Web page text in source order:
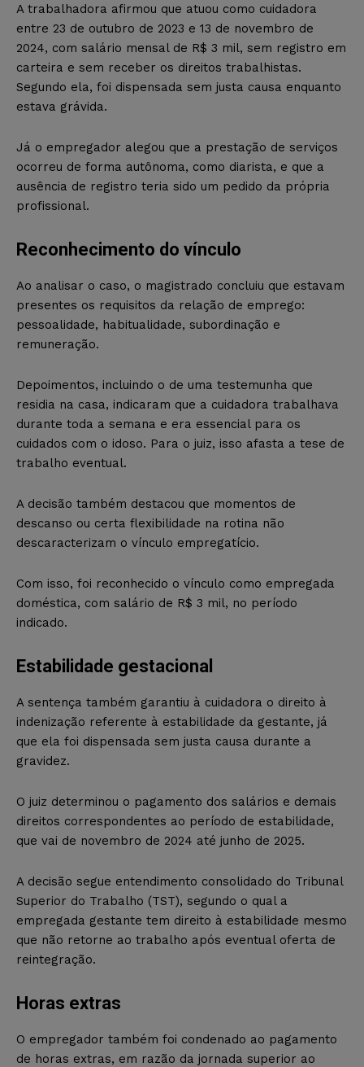
A trabalhadora afirmou que atuou como cuidadora
entre 23 de outubro de 2023 e 13 de novembro de
2024, com salário mensal de R$ 3 mil, sem registro em
carteira e sem receber os direitos trabalhistas.
Segundo ela, foi dispensada sem justa causa enquanto
estava grávida.
Já o empregador alegou que a prestação de serviços
ocorreu de forma autônoma, como diarista, e que a
ausência de registro teria sido um pedido da própria
profissional.
Reconhecimento do vínculo
Ao analisar o caso, o magistrado concluiu que estavam
presentes os requisitos da relação de emprego:
pessoalidade, habitualidade, subordinação e
remuneração.
Depoimentos, incluindo o de uma testemunha que
residia na casa, indicaram que a cuidadora trabalhava
durante toda a semana e era essencial para os
cuidados com o idoso. Para o juiz, isso afasta a tese de
trabalho eventual.
A decisão também destacou que momentos de
descanso ou certa flexibilidade na rotina não
descaracterizam o vínculo empregatício.
Com isso, foi reconhecido o vínculo como empregada
doméstica, com salário de R$ 3 mil, no período
indicado.
Estabilidade gestacional
A sentença também garantiu à cuidadora o direito à
indenização referente à estabilidade da gestante, já
que ela foi dispensada sem justa causa durante a
gravidez.
O juiz determinou o pagamento dos salários e demais
direitos correspondentes ao período de estabilidade,
que vai de novembro de 2024 até junho de 2025.
A decisão segue entendimento consolidado do Tribunal
Superior do Trabalho (TST), segundo o qual a
empregada gestante tem direito à estabilidade mesmo
que não retorne ao trabalho após eventual oferta de
reintegração.
Horas extras
O empregador também foi condenado ao pagamento
de horas extras, em razão da jornada superior ao